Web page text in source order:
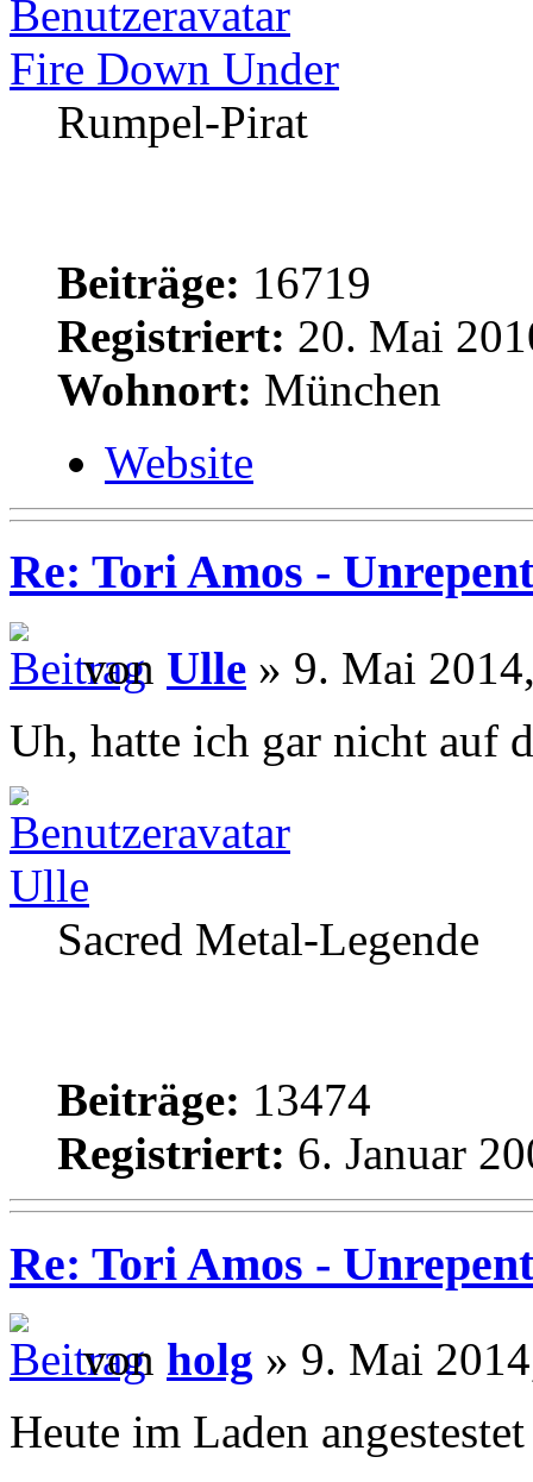
Fire Down Under
Rumpel-Pirat
Beiträge: 16719
Registriert: 20. Mai
Wohnort: München
Website
Re: Tori Amos -
von Ulle » 9. Mai
Uh, hatte ich gar nicht auf
Ulle
Sacred Metal-Legende
Beiträge: 13474
Registriert: 6. Januar
Re: Tori Amos -
von holg » 9. Mai
Heute im Laden